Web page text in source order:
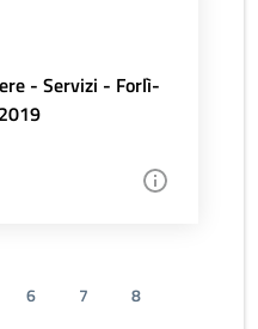
- Servizi - Forlì-
6 7
8